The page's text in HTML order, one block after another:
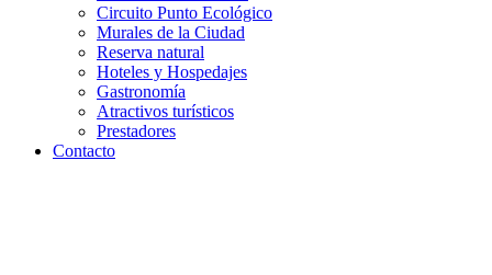
Circuito Punto Ecológico
Murales de la Ciudad
Reserva natural
Hoteles y Hospedajes
Gastronomía
Atractivos turísticos
Prestadores
Contacto